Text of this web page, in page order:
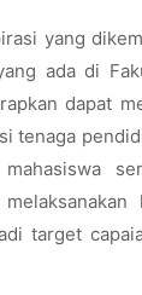
yang
ada di
dapat
target